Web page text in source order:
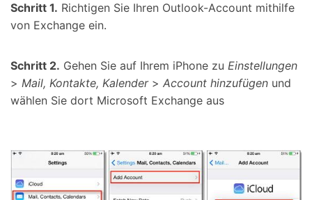
Schritt 1. Richtigen Sie Ihren Outlook-Account mithilfe
von Exchange ein.
Schritt 2. Gehen Sie auf Ihrem iPhone zu Einstellungen
> Mail, Kontakte, Kalender> Account hinzufügen und
wählen Sie dort Microsoft Exchange aus